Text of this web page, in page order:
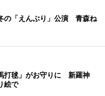
の「えんぶり」公演 青森ね
打毬」がお守りに 新羅神
絵で